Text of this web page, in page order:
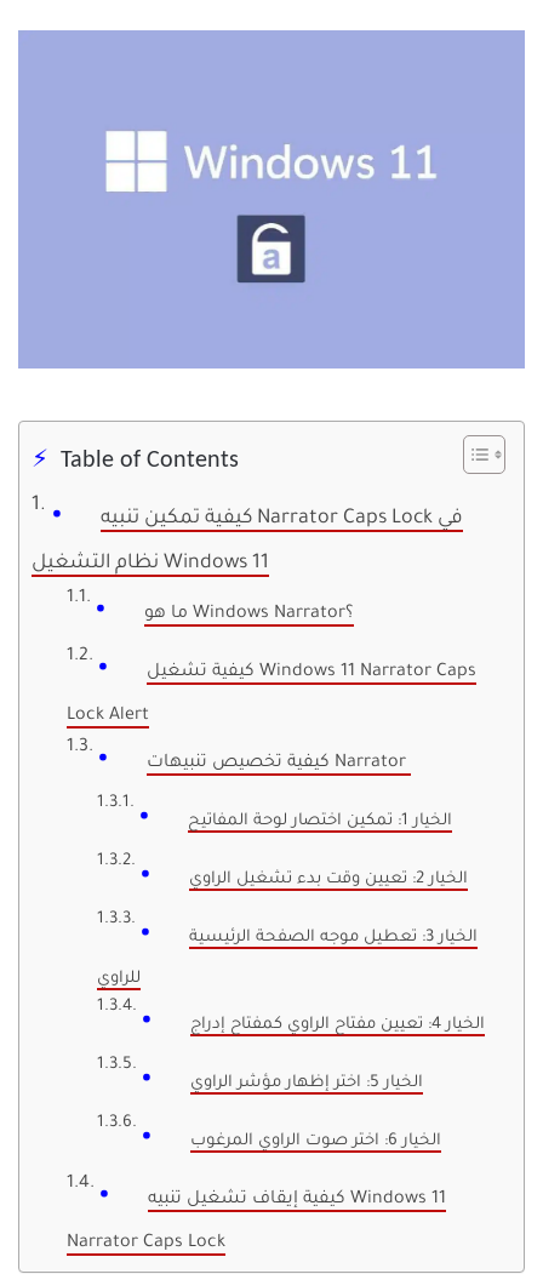
Table of Contents
كيفية تمكين تنبيه Narrator Caps Lock في
نظام التشغيل Windows 11
ما هو Windows Narrator؟
كيفية تشغيل Windows 11 Narrator Caps
Lock Alert
كيفية تخصيص تنبيهات Narrator
الخيار 1: تمكين اختصار لوحة المفاتيح
الخيار 2: تعيين وقت بدء تشغيل الراوي
الخيار 3: تعطيل موجه الصفحة الرئيسية
للراوي
الخيار 4: تعيين مفتاح الراوي كمفتاح إدراج
الخيار 5: اختر إظهار مؤشر الراوي
الخيار 6: اختر صوت الراوي المرغوب
كيفية إيقاف تشغيل تنبيه Windows 11
Narrator Caps Lock